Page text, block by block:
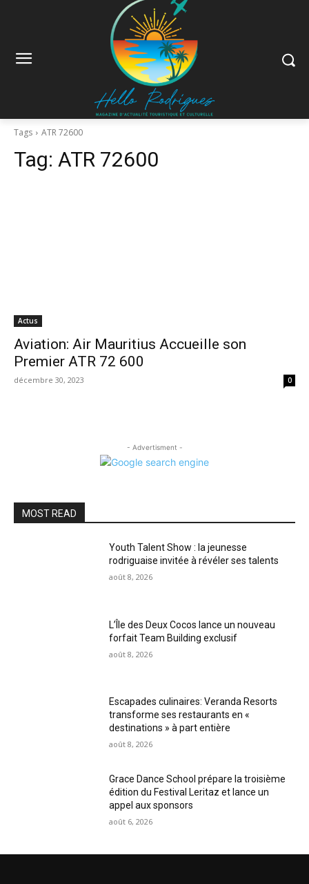
Tags ATR 72600
Tag: ATR 72600
Actus
Aviation: Air Mauritius Accueille son
Premier ATR 72 600
décembre 30, 2023 0
- Advertisment -
MOST READ
Youth Talent Show : la jeunesse
rodriguaise invitée à révéler ses talents
août 8, 2026
L’Île des Deux Cocos lance un nouveau
forfait Team Building exclusif
août 8, 2026
Escapades culinaires: Veranda Resorts
transforme ses restaurants en «
destinations » à part entière
août 8, 2026
Grace Dance School prépare la troisième
édition du Festival Leritaz et lance un
appel aux sponsors
août 6, 2026